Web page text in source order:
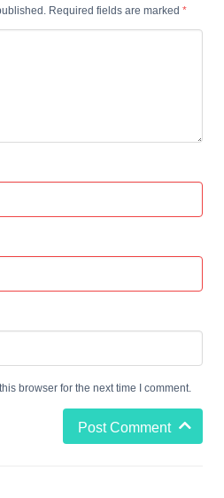
Required fields are marked *
browser for the next time I comment.
Post Comment